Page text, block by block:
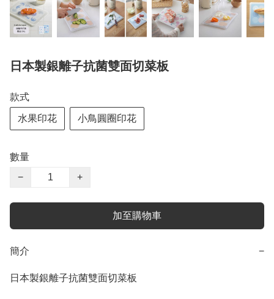
日本製銀離子抗菌雙面切菜板
款式
水果印花 小鳥圓圈印花
數量
−
+
加至購物車
簡介 −
日本製銀離子抗菌雙面切菜板